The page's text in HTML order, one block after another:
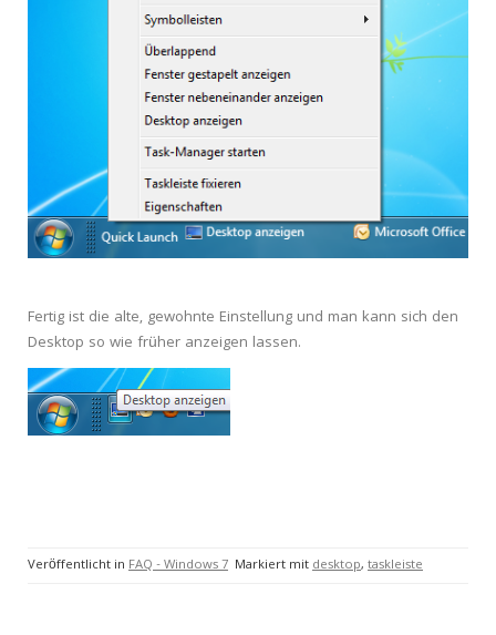
Fertig ist die alte, gewohnte Einstellung und man kann sich den
Desktop so wie früher anzeigen lassen.
Veröffentlicht in FAQ - Windows 7 Markiert mitdesktop, taskleiste